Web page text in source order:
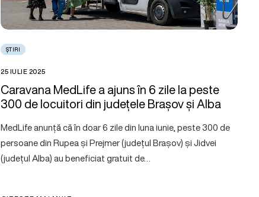
ȘTIRI
25 IULIE 2025
Caravana MedLife a ajuns în 6 zile la peste
300 de locuitori din județele Brașov și Alba
MedLife anunță că în doar 6 zile din luna iunie, peste 300 de
persoane din Rupea și Prejmer (județul Brașov) și Jidvei
(județul Alba) au beneficiat gratuit de…